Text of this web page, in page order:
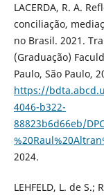
LACERDA, R. A.
conciliação,
no Brasil. 2021.
(Graduação)
Paulo, São Paulo,
https://
4046-b322-
88823b6d66eb/
2024.
LEHFELD, L. de S.;